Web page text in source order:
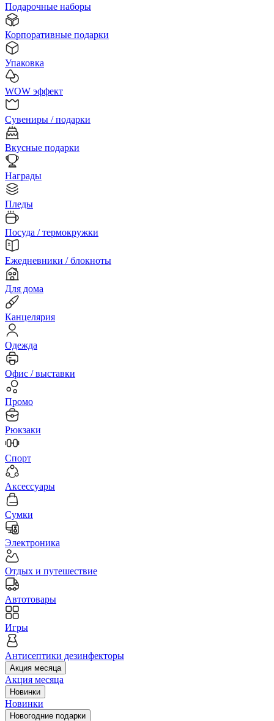
Подарочные наборы
Корпоративные подарки
Упаковка
WOW эффект
Сувениры / подарки
Вкусные подарки
Награды
Пледы
Посуда / термокружки
Ежедневники / блокноты
Для дома
Канцелярия
Одежда
Офис / выставки
Промо
Рюкзаки
Спорт
Аксессуары
Сумки
Электроника
Отдых и путешествие
Автотовары
Игры
Антисептики дезинфекторы
Акция месяца
Акция месяца
Новинки
Новинки
Новогодние подарки